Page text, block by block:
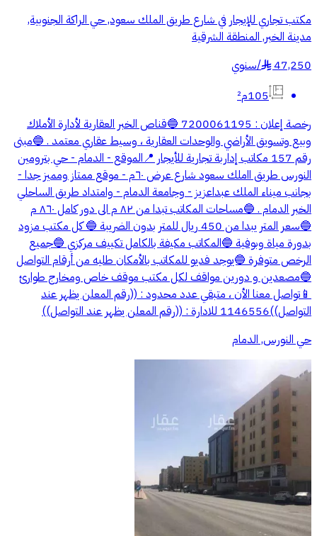
مكتب تجاري للإيجار في شارع طريق الملك سعود, حي الراكة الجنوبية,
مدينة الخبر, المنطقة الشرقية
47,250
§
/سنوي
105م²
رخصة إعلان : 7200061195 🔵قناص الخبر العقارية لأدارة الأملاك
وبيع وتسويق الأراضي والوحدات العقارية ، وسيط عقاري معتمد . 🔵مبنى
رقم 157 مكاتب إداربة تجارية للأيجار 📍الموقع - الدمام - حي بترومين
النورس طريق ااملك سعود شارع عرض ٦٠م - موقع ممتاز ومميز جدا -
بجانب ميناء الملك عبداعزيز - وجامعة الدمام - وامتداد طريق الساحلي
الخبر الدمام . 🔵مساحات المكاتب تبدا من ٨٢ م الى دور كامل ٨٦٠ م
🔵سعر المتر يبدا من 450 ريال للمتر بدون الضريبة 🔵 كل مكتب مزود
بدورة مياة وبوفية 🔵المكاتب مكيفة بالكامل تكييف مركزي 🔵جميع
الرخص متوفرة 🔵يوجد فديو للمكاتب بالأمكان طليه من أرقام التواصل
🔵مصعدين و دورين مواقف لكل مكتب موقف خاص ومخارج طوارئ
📱تواصل معنا الأن ، متبقي عدد محدود : ((رقم المعلن يظهر عند
التواصل))1146556 للادارة : ((رقم المعلن يظهر عند التواصل))
حي النورس, الدمام